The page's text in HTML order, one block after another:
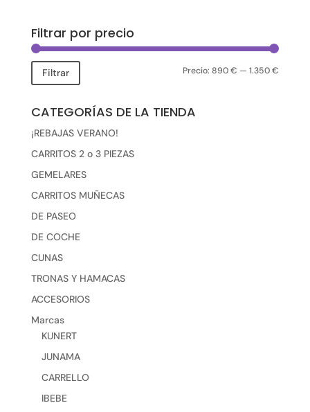
Filtrar por precio
Filtrar Precio:890 € —1.350 €
CATEGORÍAS DE LA TIENDA
¡REBAJAS VERANO!
CARRITOS 2 o 3 PIEZAS
GEMELARES
CARRITOS MUÑECAS
DE PASEO
DE COCHE
CUNAS
TRONAS Y HAMACAS
ACCESORIOS
Marcas
KUNERT
JUNAMA
CARRELLO
IBEBE